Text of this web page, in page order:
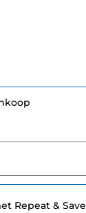
Repeat & Save